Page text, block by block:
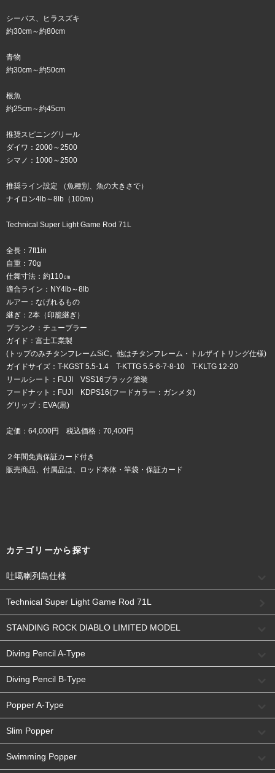
シーバス、ヒラスズキ
約30cm～約80cm
青物
約30cm～約50cm
根魚
約25cm～約45cm
推奨スピニングリール
ダイワ：2000～2500
シマノ：1000～2500
推奨ライン設定 （魚種別、魚の大きさで）
ナイロン4lb～8lb（100m）
Technical Super Light Game Rod 71L
全長：7ft1in
自重：70g
仕舞寸法：約110㎝
適合ライン：NY4lb～8lb
ルアー：なげれるもの
継ぎ：2本（印籠継ぎ）
ブランク：チューブラー
ガイド：富士工業製
(トップのみチタンフレームSiC。他はチタンフレーム・トルザイトリング仕様)
ガイドサイズ：T-KGST 5.5-1.4 T-KTTG 5.5-6-7-8-10 T-KLTG 12-20
リールシート：FUJI VSS16ブラック塗装
フードナット：FUJI KDPS16(フードカラー：ガンメタ)
グリップ：EVA(黒)
定価：64,000円 税込価格：70,400円
２年間免責保証カード付き
販売商品、付属品は、ロッド本体・竿袋・保証カード
カテゴリーから探す
吐噶喇列島仕様
Technical Super Light Game Rod 71L
STANDING ROCK DIABLO LIMITED MODEL
Diving Pencil A-Type
Diving Pencil B-Type
Popper A-Type
Slim Popper
Swimming Popper